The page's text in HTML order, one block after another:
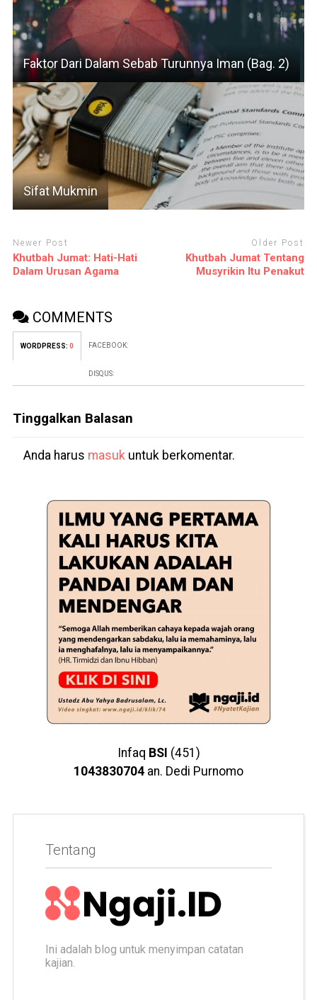
Faktor Dari Dalam Sebab Turunnya Iman (Bag. 2)
Sifat Mukmin
Newer Post
Khutbah Jumat: Hati-Hati
Dalam Urusan Agama
Older Post
Khutbah Jumat Tentang
Musyrikin Itu Penakut
COMMENTS
WORDPRESS: 0 FACEBOOK:
DISQUS:
Tinggalkan Balasan
Anda harus masuk untuk berkomentar.
Infaq BSI (451)
1043830704 an. Dedi Purnomo
Tentang
Ini adalah blog untuk menyimpan catatan
kajian.